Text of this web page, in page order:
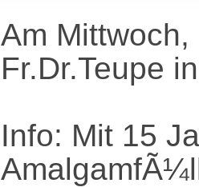
Am
Fr.Dr.Teupe
Info: Mit 15